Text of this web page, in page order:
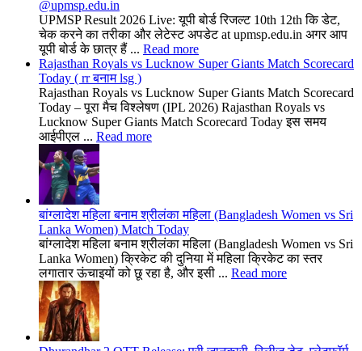
@upmsp.edu.in
UPMSP Result 2026 Live: यूपी बोर्ड रिजल्ट 10th 12th कि डेट,
चेक करने का तरीका और लेटेस्ट अपडेट at upmsp.edu.in अगर आप
यूपी बोर्ड के छात्र हैं ... Read more
Rajasthan Royals vs Lucknow Super Giants Match Scorecard
Today ( rr बनाम lsg )
Rajasthan Royals vs Lucknow Super Giants Match Scorecard
Today – पूरा मैच विश्लेषण (IPL 2026) Rajasthan Royals vs
Lucknow Super Giants Match Scorecard Today इस समय
आईपीएल ... Read more
बांग्लादेश महिला बनाम श्रीलंका महिला (Bangladesh Women vs Sri
Lanka Women) Match Today
बांग्लादेश महिला बनाम श्रीलंका महिला (Bangladesh Women vs Sri
Lanka Women) क्रिकेट की दुनिया में महिला क्रिकेट का स्तर
लगातार ऊंचाइयों को छू रहा है, और इसी ... Read more